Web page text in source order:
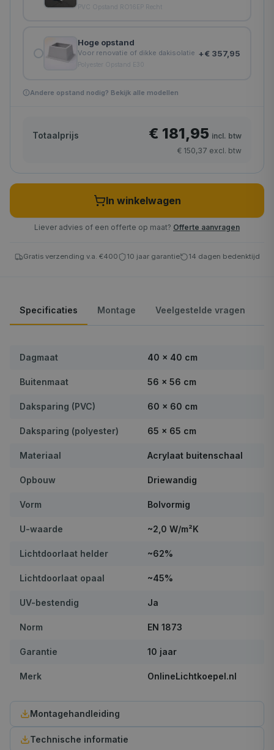
PVC Opstand RO16EP Recht
Hoge opstand
Voor renovatie of dikke dakisolatie
Polyester Opstand E30
+€ 357,95
Andere opstand nodig? Bekijk alle modellen
Totaalprijs € 181,95 incl. btw
€ 150,37 excl. btw
In winkelwagen
Liever advies of een offerte op maat? Offerte aanvragen
Gratis verzending v.a. €400 10 jaar garantie 14 dagen bedenktijd
Specificaties Montage Veelgestelde vragen
Dagmaat 40 × 40 cm
Buitenmaat 56 × 56 cm
Daksparing (PVC) 60 × 60 cm
Daksparing (polyester) 65 × 65 cm
Materiaal Acrylaat buitenschaal
Opbouw Driewandig
Vorm Bolvormig
U-waarde ~2,0 W/m²K
Lichtdoorlaat helder ~62%
Lichtdoorlaat opaal ~45%
UV-bestendig Ja
Norm EN 1873
Garantie 10 jaar
Merk OnlineLichtkoepel.nl
Montagehandleiding
Technische informatie